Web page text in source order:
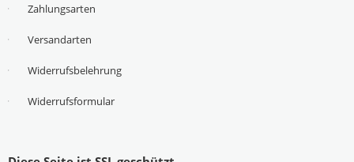
Zahlungsarten
Versandarten
Widerrufsbelehrung
Widerrufsformular